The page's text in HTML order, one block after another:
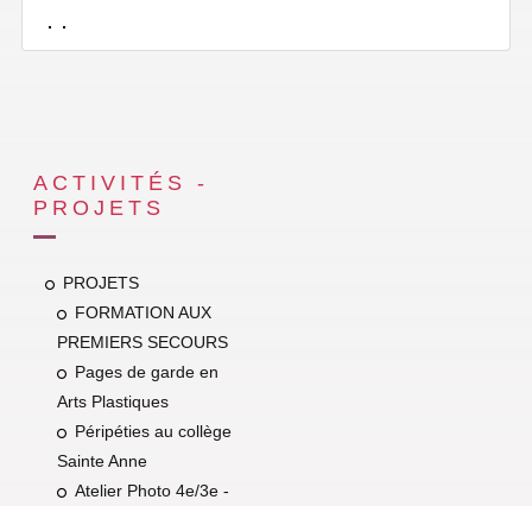
ACTIVITÉS -
PROJETS
PROJETS
FORMATION AUX
PREMIERS SECOURS
Pages de garde en
Arts Plastiques
Péripéties au collège
Sainte Anne
Atelier Photo 4e/3e -